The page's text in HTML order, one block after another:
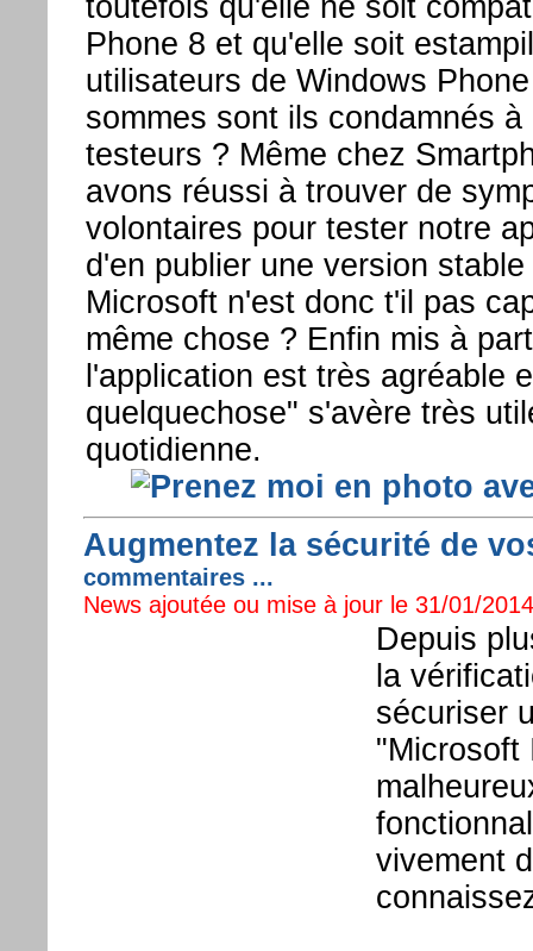
toutefois qu'elle ne soit
Phone 8 et qu'elle soit
utilisateurs de Windows
sommes sont ils condamnés
testeurs ? Même chez
avons réussi à trouver de
volontaires pour tester notre
d'en publier une version
Microsoft n'est donc t'il pas
même chose ? Enfin mis à
l'application est très agréable
quelquechose" s'avère très
quotidienne.
Augmentez la sécurité de
commentaires ...
News ajoutée ou mise à jour le 31/01/
Depuis
la
sécuriser
"Microsoft
vivement